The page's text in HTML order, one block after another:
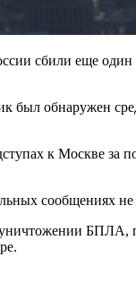
сбили еще один
был обнаружен
к Москве за
сообщениях
БПЛА,